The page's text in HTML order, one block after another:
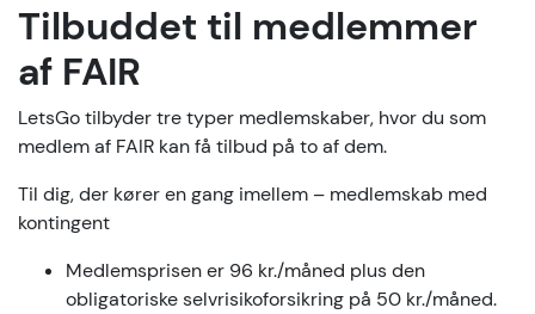
Tilbuddet til medlemmer
af FAIR
LetsGo tilbyder tre typer medlemskaber, hvor du som
medlem af FAIR kan få tilbud på to af dem.
Til dig, der kører en gang imellem – medlemskab med
kontingent
Medlemsprisen er 96 kr./måned plus den
obligatoriske selvrisikoforsikring på 50 kr./måned.